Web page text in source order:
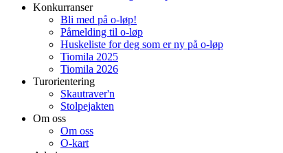
Konkurranser
Bli med på o-løp!
Påmelding til o-løp
Huskeliste for deg som er ny på o-løp
Tiomila 2025
Tiomila 2026
Turorientering
Skautraver'n
Stolpejakten
Om oss
Om oss
O-kart